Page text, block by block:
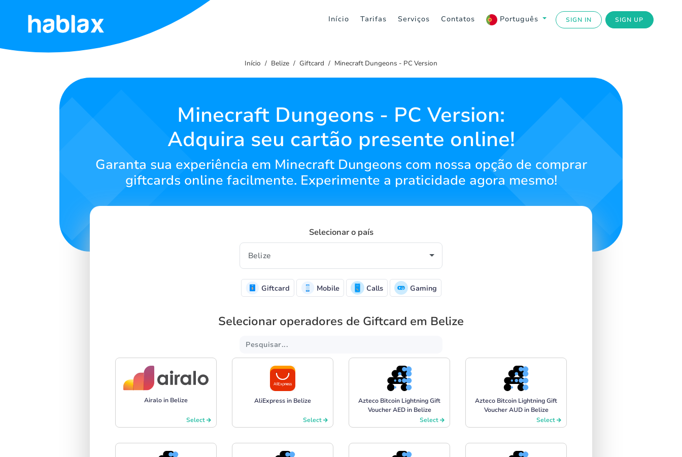
Início Tarifas Serviços Contatos Português SIGN IN SIGN UP
Início
Início Belize Giftcard Minecraft Dungeons - PC Version
Minecraft Dungeons - PC Version:
Adquira seu cartão presente online!
Garanta sua experiência em Minecraft Dungeons com nossa opção de comprar
giftcards online facilmente. Experimente a praticidade agora mesmo!
Selecionar o país
Giftcard Mobile Calls Gaming
Selecionar operadores de Giftcard em Belize
Airalo in Belize
Select
AliExpress in Belize
Select
Azteco Bitcoin Lightning Gift
Voucher AED in Belize
Select
Azteco Bitcoin Lightning Gift
Voucher AUD in Belize
Select